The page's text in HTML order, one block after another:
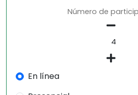
Número de
En línea